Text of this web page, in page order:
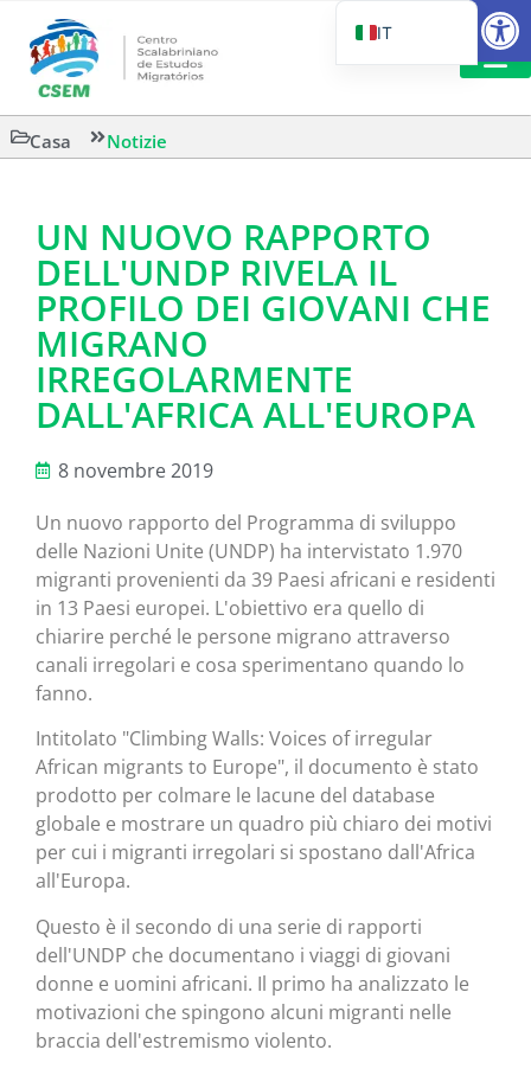
Casa Notizie
UN NUOVO RAPPORTO
DELL'UNDP RIVELA IL
PROFILO DEI GIOVANI CHE
MIGRANO
IRREGOLARMENTE
DALL'AFRICA ALL'EUROPA
8 novembre 2019
Un nuovo rapporto del Programma di sviluppo
delle Nazioni Unite (UNDP) ha intervistato 1.970
migranti provenienti da 39 Paesi africani e residenti
in 13 Paesi europei. L'obiettivo era quello di
chiarire perché le persone migrano attraverso
canali irregolari e cosa sperimentano quando lo
fanno.
Intitolato "Climbing Walls: Voices of irregular
African migrants to Europe", il documento è stato
prodotto per colmare le lacune del database
globale e mostrare un quadro più chiaro dei motivi
per cui i migranti irregolari si spostano dall'Africa
all'Europa.
Questo è il secondo di una serie di rapporti
dell'UNDP che documentano i viaggi di giovani
donne e uomini africani. Il primo ha analizzato le
motivazioni che spingono alcuni migranti nelle
braccia dell'estremismo violento.
IT
EN